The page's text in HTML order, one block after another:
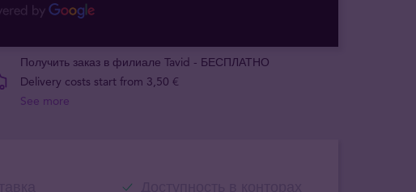
Получить заказ в филиале Tavid - БЕСПЛАТНО
Delivery costs start from 3,50 €
See more